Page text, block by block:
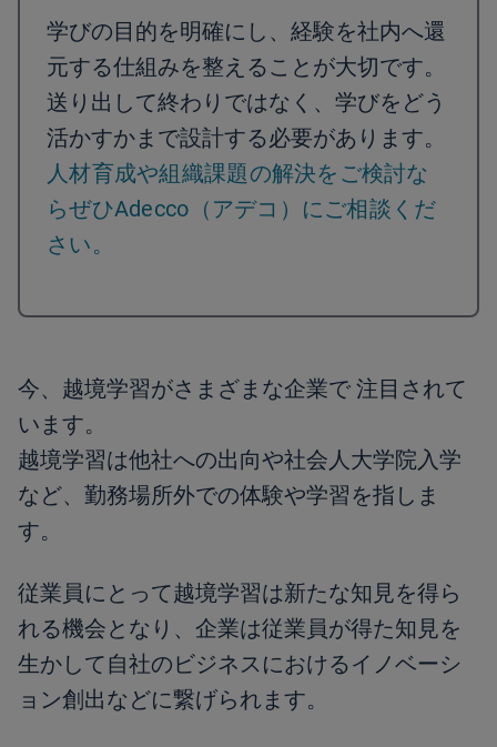
学びの目的を明確にし、経験を社内へ還
元する仕組みを整えることが大切です。
送り出して終わりではなく、学びをどう
活かすかまで設計する必要があります。
人材育成や組織課題の解決をご検討な
らぜひAdecco（アデコ）にご相談くだ
さい。
今、越境学習がさまざまな企業で 注目されて
います。
越境学習は他社への出向や社会人大学院入学
など、勤務場所外での体験や学習を指しま
す。
従業員にとって越境学習は新たな知見を得ら
れる機会となり、企業は従業員が得た知見を
生かして自社のビジネスにおけるイノベーシ
ョン創出などに繋げられます。